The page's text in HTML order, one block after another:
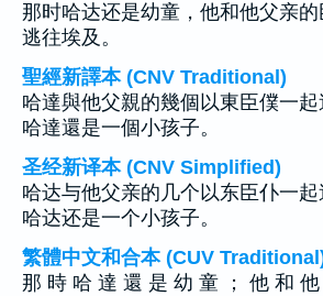
那时哈达还是幼童，他和他父亲
逃往埃及。
聖經新譯本 (CNV Traditional)
哈達與他父親的幾個以東臣僕一
哈達還是一個小孩子。
圣经新译本 (CNV Simplified)
哈达与他父亲的几个以东臣仆一
哈达还是一个小孩子。
繁體中文和合本 (CUV
那 時 哈 達 還 是 幼 童 ； 他 和